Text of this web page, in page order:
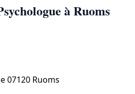
à Ruoms
07120 Ruoms